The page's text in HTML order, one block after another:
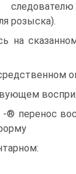
розыска).
на
-® перенос